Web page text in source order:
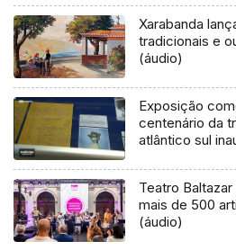
Xarabanda
tradicionais e
(áudio)
Exposição
centenário da
atlântico sul
Teatro
mais de 500
(áudio)